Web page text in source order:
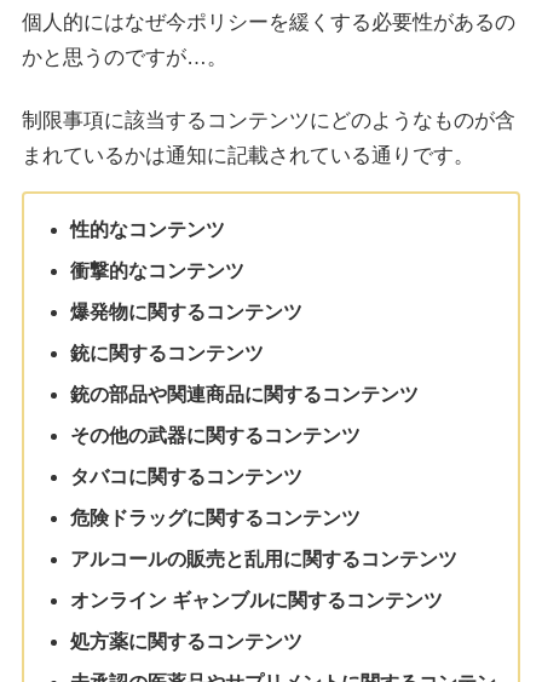
個人的にはなぜ今ポリシーを緩くする必要性があるの
かと思うのですが…。
制限事項に該当するコンテンツにどのようなものが含
まれているかは通知に記載されている通りです。
性的なコンテンツ
衝撃的なコンテンツ
爆発物に関するコンテンツ
銃に関するコンテンツ
銃の部品や関連商品に関するコンテンツ
その他の武器に関するコンテンツ
タバコに関するコンテンツ
危険ドラッグに関するコンテンツ
アルコールの販売と乱用に関するコンテンツ
オンライン ギャンブルに関するコンテンツ
処方薬に関するコンテンツ